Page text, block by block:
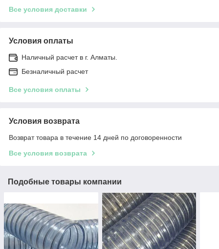
Все условия доставки
Условия оплаты
Наличный расчет в г. Алматы.
Безналичный расчет
Все условия оплаты
Условия возврата
Возврат товара в течение 14 дней по договоренности
Все условия возврата
Подобные товары компании